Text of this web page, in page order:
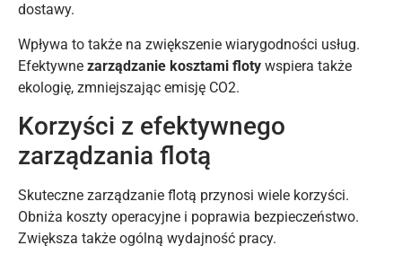
dostawy.
Wpływa to także na zwiększenie wiarygodności usług.
Efektywne zarządzanie kosztami floty wspiera także
ekologię, zmniejszając emisję CO2.
Korzyści z efektywnego
zarządzania flotą
Skuteczne zarządzanie flotą przynosi wiele korzyści.
Obniża koszty operacyjne i poprawia bezpieczeństwo.
Zwiększa także ogólną wydajność pracy.